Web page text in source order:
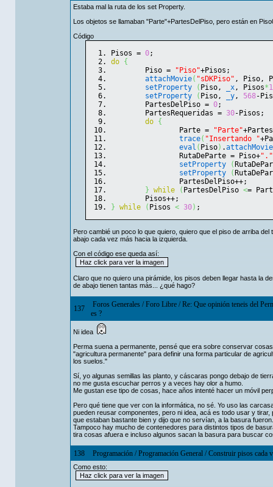
Estaba mal la ruta de los set Property.
Los objetos se llamaban "Parte"+PartesDelPiso, pero están en
Código
Pisos = 0;
do {
	Piso =
"Piso"+Pisos;
attachMovie( "sDKPiso" , Piso,
setProperty
( Piso, _x, Pisos*
setProperty
( Piso, _y, 568-
	PartesDelPiso =
0;
	PartesRequeridas =
30-Pisos;
do {
		Parte =
"Parte"
trace( "Insertando "
eval ( Piso) .attachMovie
		RutaDeParte = Piso+
"."
setProperty
(
setProperty
(
		PartesDelPiso++;
} while ( PartesDelPiso <=
	Pisos++;
} while ( Pisos < 30) ;
Pero cambié un poco lo que quiero, quiero que el piso de arriba
abajo cada vez más hacia la izquierda.
Con el código ese queda así:
Claro que no quiero una pirámide, los pisos deben llegar hasta la
de abajo tienen tantas más... ¿qué hago?
137 Foros Generales/Foro Libre/Re: Que opinión teneis del
es ?
Ni idea
Perma suena a permanente, pensé que era sobre conservar
"agricultura permanente" para definir una forma particular de
los suelos.​"
Sí, yo algunas semillas las planto, y cáscaras pongo debajo de
no me gusta escuchar perros y a veces hay olor a humo.
Me gustan ese tipo de cosas, hace años intenté hacer un móvil
Pero qué tiene que ver con la informática, no sé. Yo uso las
pueden reusar componentes, pero ni idea, acá es todo usar y
que estaban bastante bien y dijo que no servían, a la basura fueron.
Tampoco hay mucho de contenedores para distintos tipos de
tira cosas afuera e incluso algunos sacan la basura para buscar
138 Programación/Programación General/Construir pisos cada
Como esto: